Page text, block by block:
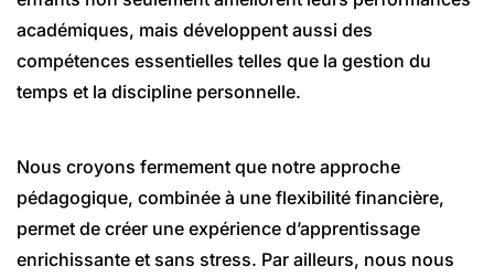
académiques, mais développent aussi des
compétences essentielles telles que la gestion du
temps et la discipline personnelle.
Nous croyons fermement que notre approche
pédagogique, combinée à une flexibilité financière,
permet de créer une expérience d’apprentissage
enrichissante et sans stress. Par ailleurs, nous nous